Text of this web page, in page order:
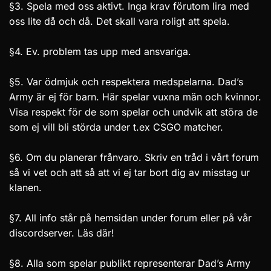
§3. Spela med oss aktivt. Inga krav förutom lira med
oss lite då och då. Det skall vara roligt att spela.
§4. Ev. problem tas upp med ansvariga.
§5. Var ödmjuk och respektera medspelarna. Dad’s
Army är ej för barn. Här spelar vuxna män och kvinnor.
Visa respekt för de som spelar och undvik att störa de
som ej vill bli störda under t.ex CSGO matcher.
§6. Om du planerar frånvaro. Skriv en tråd i vårt forum
så vi vet och att så att vi ej tar bort dig av misstag ur
klanen.
§7. All info står på hemsidan under forum eller på vår
discordserver. Läs där!
§8. Alla som spelar publikt representerar Dad’s Army